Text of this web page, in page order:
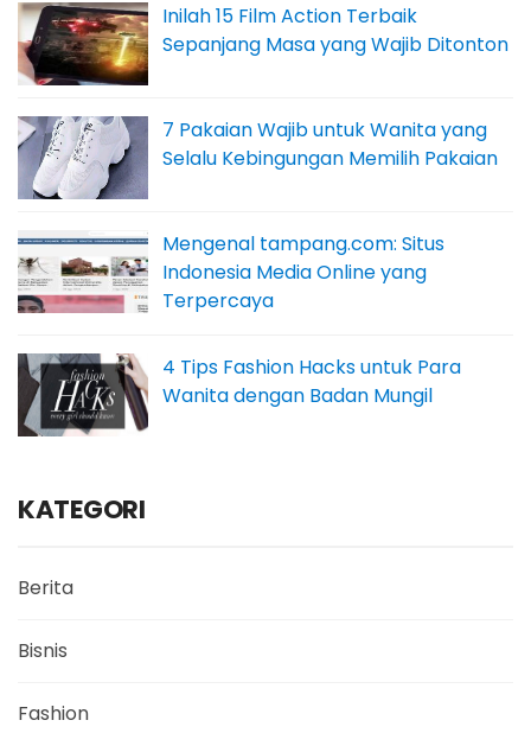
Inilah 15 Film Action Terbaik
Sepanjang Masa yang Wajib Ditonton
7 Pakaian Wajib untuk Wanita yang
Selalu Kebingungan Memilih Pakaian
Mengenal tampang.com: Situs
Indonesia Media Online yang
Terpercaya
4 Tips Fashion Hacks untuk Para
Wanita dengan Badan Mungil
KATEGORI
Berita
Bisnis
Fashion